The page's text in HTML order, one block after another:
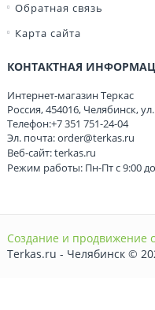
Обратная связь
Карта сайта
КОНТАКТНАЯ
Интернет-магазин Теркас
Россия,454016, Челябинск,
Телефон:+7 351 751-24-04
Эл. почта:order@terkas.ru
Веб-сайт:terkas.ru
Режим работы: Пн-Пт с 9:00
Создание и продвижение
Terkas.ru - Челябинск ©